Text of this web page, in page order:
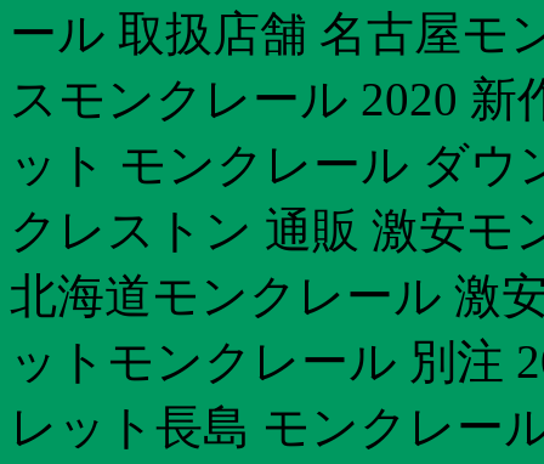
ール 取扱店舗 名古屋モ
スモンクレール 2020
ット モンクレール ダウ
クレストン 通販 激安モ
北海道モンクレール 激
ットモンクレール 別注
レット長島 モンクレー